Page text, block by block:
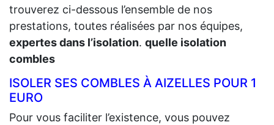
trouverez ci-dessous l’ensemble de nos
prestations, toutes réalisées par nos équipes,
expertes dans l’isolation. quelle isolation
combles
ISOLER SES COMBLES À AIZELLES POUR 1
EURO
Pour vous faciliter l’existence, vous pouvez